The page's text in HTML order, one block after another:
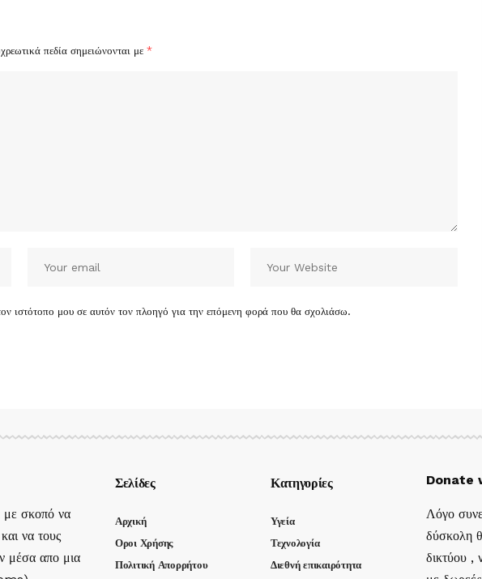
πεδία σημειώνονται με *
ιστότοπο μου σε αυτόν τον πλοηγό για την επόμενη φορά που θα σχολιάσω.
σκοπό να
να τους
μέσα απο μια
Σελίδες
Αρχική
Οροι Χρήσης
Πολιτική Απορρήτου
Κατηγορίες
Υγεία
Τεχνολογία
Διεθνή επικαιρότητα
Donate
Λόγο
δύσκολη
δικτύου